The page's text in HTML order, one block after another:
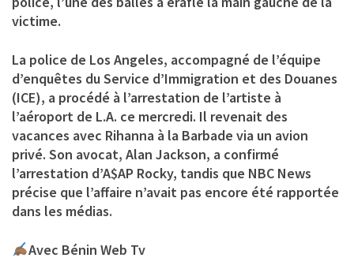
victime.
La police de Los Angeles, accompagné de l’équipe
d’enquêtes du Service d’Immigration et des Douanes
(ICE), a procédé à l’arrestation de l’artiste à
l’aéroport de L.A. ce mercredi. Il revenait des
vacances avec Rihanna à la Barbade via un avion
privé. Son avocat, Alan Jackson, a confirmé
l’arrestation d’A$AP Rocky, tandis que NBC News
précise que l’affaire n’avait pas encore été rapportée
dans les médias.
Avec Bénin Web Tv